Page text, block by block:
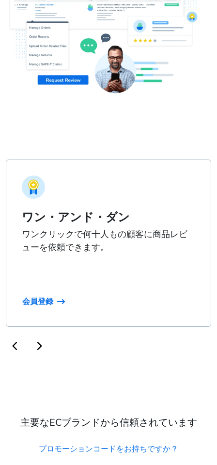
ワン・アンド・ダン
ワンクリックで何十人もの顧客に商品レビ
ューを依頼できます。
会員登録
主要なECブランドから信頼されています
プロモーションコードをお持ちですか？